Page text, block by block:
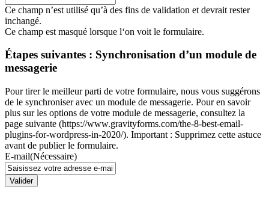
Ce champ n’est utilisé qu’à des fins de validation et devrait rester
inchangé.
Ce champ est masqué lorsque l‘on voit le formulaire.
Étapes suivantes : Synchronisation d’un module de
messagerie
Pour tirer le meilleur parti de votre formulaire, nous vous suggérons
de le synchroniser avec un module de messagerie. Pour en savoir
plus sur les options de votre module de messagerie, consultez la
page suivante (https://www.gravityforms.com/the-8-best-email-
plugins-for-wordpress-in-2020/). Important : Supprimez cette astuce
avant de publier le formulaire.
E-mail(Nécessaire)
Valider